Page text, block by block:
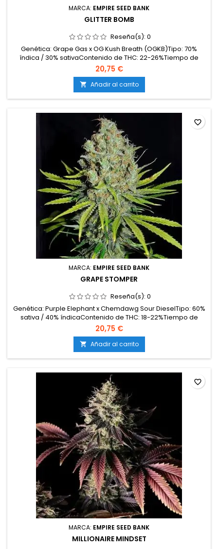
MARCA: EMPIRE SEED BANK
GLITTER BOMB
Reseña(s): 0
Genética: Grape Gas x OG Kush Breath (OGKB)Tipo: 70%
índica / 30% sativaContenido de THC: 22-26%Tiempo de
floración: 8-9 semanas en interiorProducción en
interior: 500-600 g/m²Producción en exterior: 700-950
g/planta (lista a principios-mediados de octubre)Altura: 100-
140 cm en interior; hasta 200-220 cm en exteriorAromas y
sabores:...
20,75 €
 Añadir al carrito
MARCA: EMPIRE SEED BANK
GRAPE STOMPER
Reseña(s): 0
Genética: Purple Elephant x Chemdawg Sour DieselTipo: 60%
sativa / 40% índicaContenido de THC: 18-22%Tiempo de
floración: 9-10 semanas en interiorProducción en
interior: 450-550 g/m²Producción en exterior: 700-900
g/planta (lista a mediados de octubre)Altura: 120-160 cm en
interior; hasta 220 cm en exteriorAromas y sabores: Dulces
y...
20,75 €
 Añadir al carrito
favorite_border
MARCA: EMPIRE SEED BANK
MILLIONAIRE MINDSET
favorite_border